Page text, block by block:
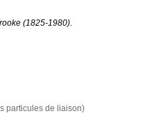
(1825-1980).
particules de liaison)